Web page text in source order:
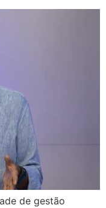
de gestão